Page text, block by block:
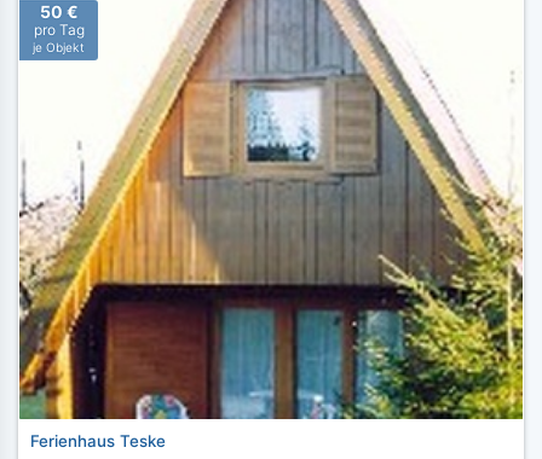
50 €
pro Tag
je Objekt
Ferienhaus Teske